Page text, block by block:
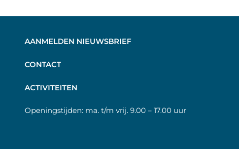
AANMELDEN NIEUWSBRIEF
CONTACT
ACTIVITEITEN
Openingstijden: ma. t/m vrij. 9.00 – 17.00 uur